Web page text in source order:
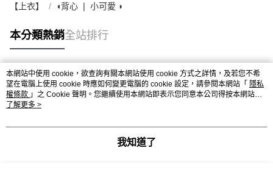
【上衣】 ◖背心 ❘ 小可愛 ◗
本分類熱銷全站排行
熱門標籤
本網站中使用 cookie，欲查詢有關本網站使用 cookie 方式之詳情，及若您不希
望在電腦上使用 cookie 時應如何變更電腦的 cookie 設定，請參閱本網站「 隱私
權條款 」之 Cookie 聲明。您繼續使用本網站即表示您同意本公司得按本網站使
用條款之 Cookie 聲明使用 cookie。
了解更多 >
我知道了